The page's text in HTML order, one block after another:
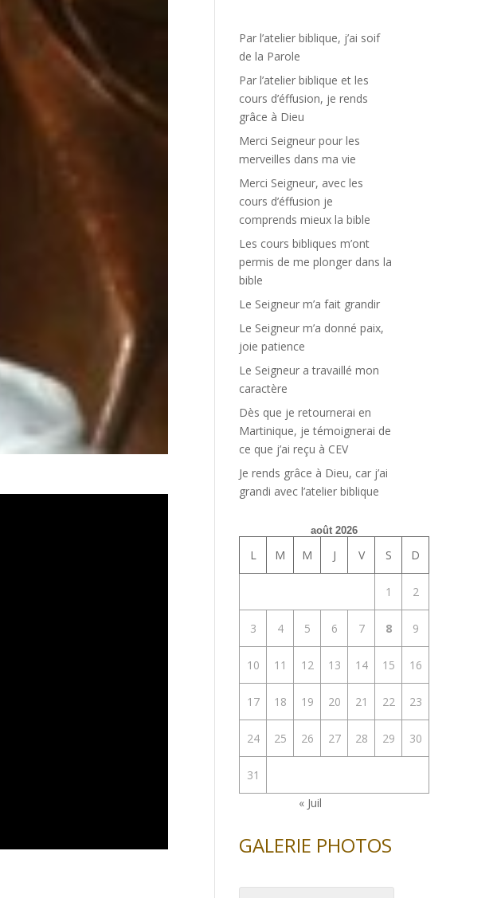
Par l’atelier biblique, j’ai soif
de la Parole
Par l’atelier biblique et les
cours d’éffusion, je rends
grâce à Dieu
Merci Seigneur pour les
merveilles dans ma vie
Merci Seigneur, avec les
cours d’éffusion je
comprends mieux la bible
Les cours bibliques m’ont
permis de me plonger dans la
bible
Le Seigneur m’a fait grandir
Le Seigneur m’a donné paix,
joie patience
Le Seigneur a travaillé mon
caractère
Dès que je retournerai en
Martinique, je témoignerai de
ce que j’ai reçu à CEV
Je rends grâce à Dieu, car j’ai
grandi avec l’atelier biblique
août 2026
L M M J V S D
1 2
3 4 5 6 7 8 9
10 11 12 13 14 15 16
17 18 19 20 21 22 23
24 25 26 27 28 29 30
31
« Juil
GALERIE PHOTOS